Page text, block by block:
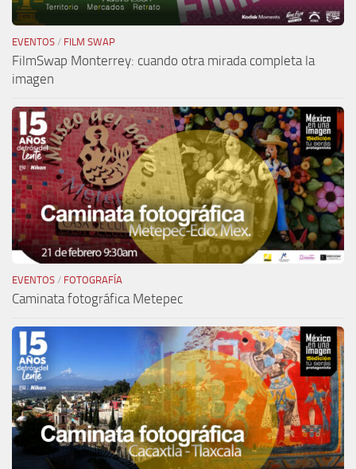
EVENTOS / FILM SWAP
FilmSwap Monterrey: cuando otra mirada completa la
imagen
EVENTOS / FOTOGRAFÍA
Caminata fotográfica Metepec